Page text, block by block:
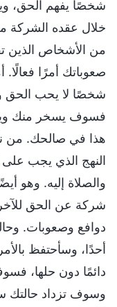
شخصًا يفهم الحق،
خلال عقده الشركة
من الأشخاص الذين
صعوباتك أمرًا
شخصًا لا يحب الحق
فسوف يسخر منك
هذا في صالحك. من
النهج الذي يجب على
والصلاة إليه. وهو
شركة عن الحق
دوافع وصعوبات.
أحدًا، وسأحتفظ
دائمًا دون حلها،
وسوف تزداد حالتك